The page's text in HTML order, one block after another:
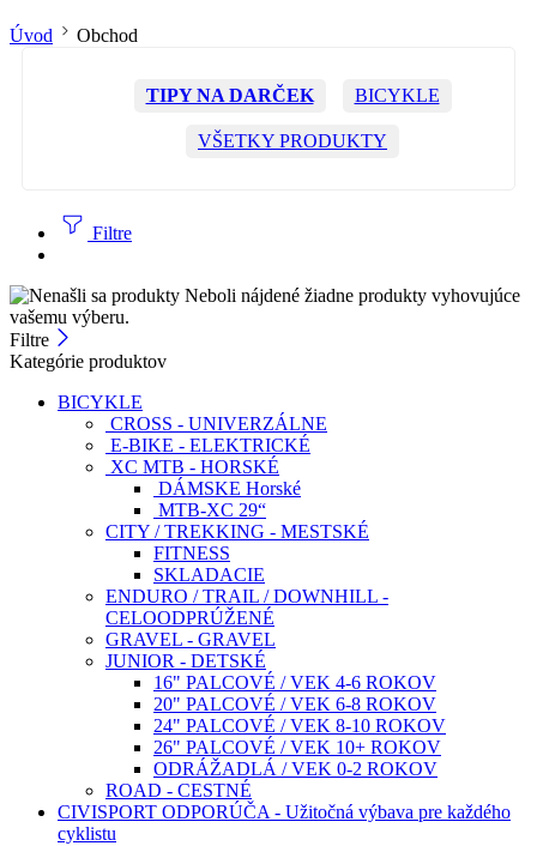
Úvod Obchod
TIPY NA DARČEK BICYKLE
VŠETKY PRODUKTY
Filtre
Neboli nájdené žiadne produkty vyhovujúce
vašemu výberu.
Filtre
Kategórie produktov
BICYKLE
CROSS - UNIVERZÁLNE
E-BIKE - ELEKTRICKÉ
XC MTB - HORSKÉ
DÁMSKE Horské
MTB-XC 29“
CITY / TREKKING - MESTSKÉ
FITNESS
SKLADACIE
ENDURO / TRAIL / DOWNHILL -
CELOODPRÚŽENÉ
GRAVEL - GRAVEL
JUNIOR - DETSKÉ
16" PALCOVÉ / VEK 4-6 ROKOV
20" PALCOVÉ / VEK 6-8 ROKOV
24" PALCOVÉ / VEK 8-10 ROKOV
26" PALCOVÉ / VEK 10+ ROKOV
ODRÁŽADLÁ / VEK 0-2 ROKOV
ROAD - CESTNÉ
CIVISPORT ODPORÚČA - Užitočná výbava pre každého
cyklistu